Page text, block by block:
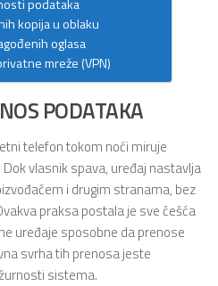
podataka
kopija u oblaku
oglasa
mreže (VPN)
PODATAKA
telefon tokom noći miruje
vlasnik spava, uređaj nastavlja
i drugim stranama, bez
praksa postala je sve češća
uređaje sposobne da prenose
svrha tih prenosa jeste
sistema.